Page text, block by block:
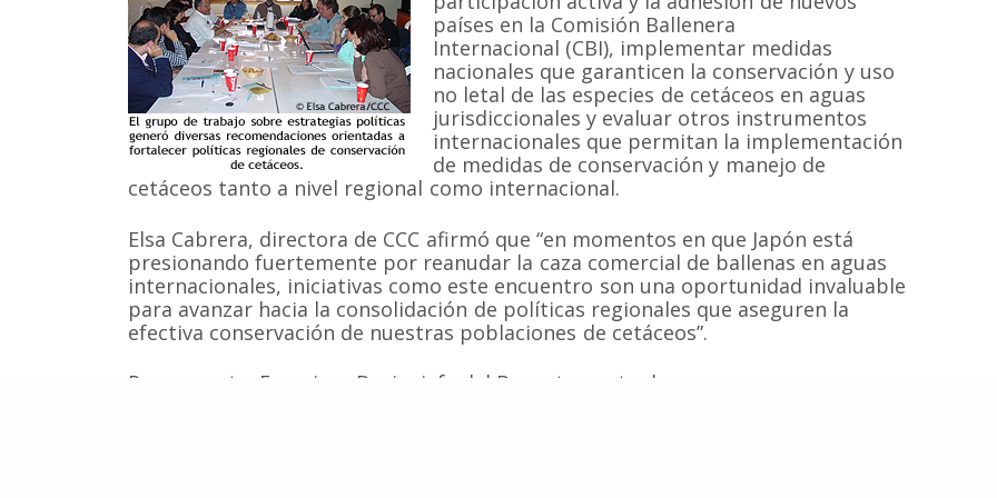
países en la Comisión Ballenera
Internacional (CBI), implementar medidas
nacionales que garanticen la conservación y uso
no letal de las especies de cetáceos en aguas
jurisdiccionales y evaluar otros instrumentos
internacionales que permitan la implementación
de medidas de conservación y manejo de
cetáceos tanto a nivel regional como internacional.
Elsa Cabrera, directora de CCC afirmó que “en momentos en que Japón está
presionando fuertemente por reanudar la caza comercial de ballenas en aguas
internacionales, iniciativas como este encuentro son una oportunidad invaluable
para avanzar hacia la consolidación de políticas regionales que aseguren la
efectiva conservación de nuestras poblaciones de cetáceos”.
Por su parte, Francisco Devia, jefe del Departamento de
Somos una organización no gubernamental chilena y sin fines de
lucro que trabaja activamente en la conservación de las especies de
cetáceos y sus ecosistemas acuáticos en Chile y el Hemisferio Sur.
Correo: Casilla 19178, Lo Castillo, Vitacura, Santiago de Chile.
Fono-fax: (56 2) 228 2910
Inicio
Proyectos
Quiénes somos
Noticias
Documentos
Contacto
© 2020Estudio Ajolote | Todos los derechos reservados.